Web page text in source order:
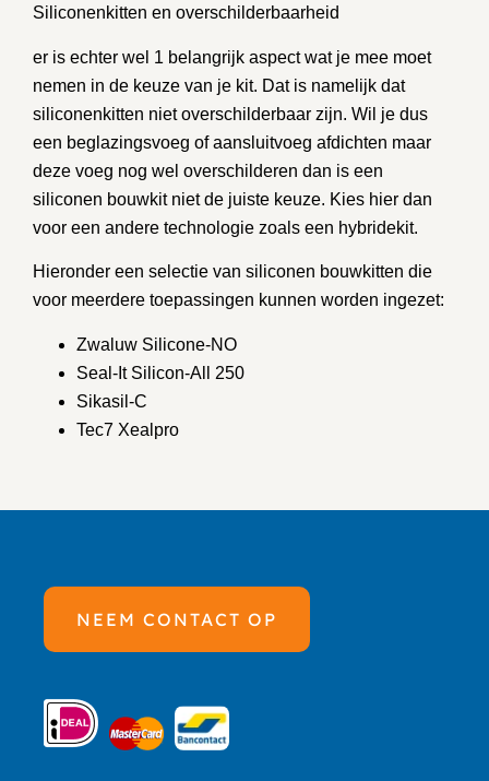
Siliconenkitten en overschilderbaarheid
er is echter wel 1 belangrijk aspect wat je mee moet
nemen in de keuze van je kit. Dat is namelijk dat
siliconenkitten niet overschilderbaar zijn. Wil je dus
een beglazingsvoeg of aansluitvoeg afdichten maar
deze voeg nog wel overschilderen dan is een
siliconen bouwkit niet de juiste keuze. Kies hier dan
voor een andere technologie zoals een hybridekit.
Hieronder een selectie van siliconen bouwkitten die
voor meerdere toepassingen kunnen worden ingezet:
Zwaluw Silicone-NO
Seal-It Silicon-All 250
Sikasil-C
Tec7 Xealpro
NEEM CONTACT OP